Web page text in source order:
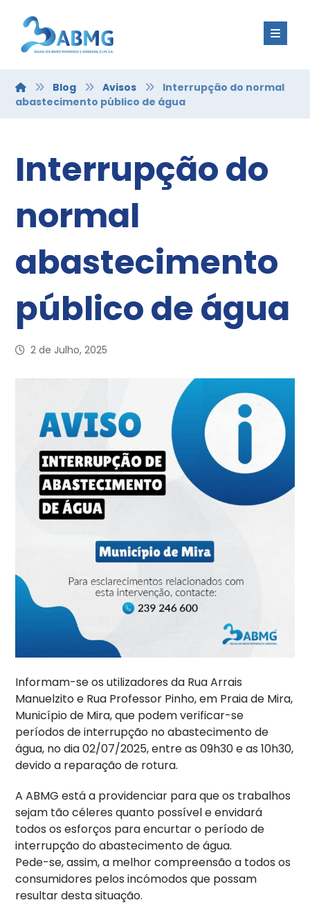
Blog Avisos
Interrupção do normal
abastecimento público de água
Interrupção do
normal
abastecimento
público de água
2 de Julho, 2025
Informam-se os utilizadores da Rua Arrais
Manuelzito e Rua Professor Pinho, em Praia de Mira,
Município de Mira, que podem verificar-se
períodos de interrupção no abastecimento de
água, no dia 02/07/2025, entre as 09h30 e as 10h30,
devido a reparação de rotura.
A ABMG está a providenciar para que os trabalhos
sejam tão céleres quanto possível e envidará
todos os esforços para encurtar o período de
interrupção do abastecimento de água.
Pede-se, assim, a melhor compreensão a todos os
consumidores pelos incómodos que possam
resultar desta situação.